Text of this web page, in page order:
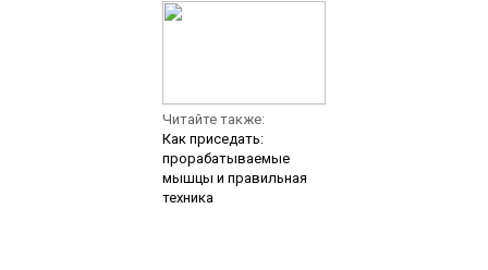
Читайте также:
Как приседать:
прорабатываемые
мышцы и правильная
техника